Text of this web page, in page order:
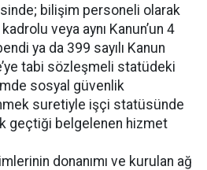
bilişim personeli olarak
veya aynı Kanun’un 4
ya da 399 sayılı Kanun
tabi sözleşmeli statüdeki
sosyal güvenlik
suretiyle işçi statüsünde
geçtiği belgelenen hizmet
donanımı ve kurulan ağ